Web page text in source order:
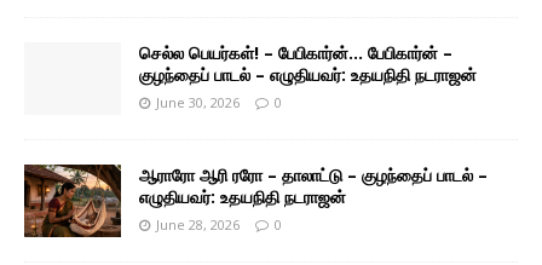
செல்ல பெயர்கள்! – பேபிகார்ன்… பேபிகார்ன் –
குழந்தைப் பாடல் – எழுதியவர்: உதயநிதி நடராஜன்
June 30, 2026 0
ஆராரோ ஆரி ரரோ – தாலாட்டு – குழந்தைப் பாடல் –
எழுதியவர்: உதயநிதி நடராஜன்
June 28, 2026 0